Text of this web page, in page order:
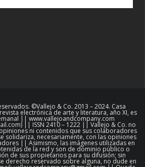
©Vallejo & Co. 2013 – 2024. Casa
electrónica de arte y literatura, año XI, es
|| www.vallejoandcompany.com
|| ISSN 2410 – 1222 || Vallejo & Co. no
ni contenidos que sus colaboradores
solidariza, necesariamente, con las opiniones
|| Asimismo, las imágenes utilizadas en
de la red y son de dominio público o
de sus propietarios para su difusión; sin
derecho reservado sobre alguna, no dude en